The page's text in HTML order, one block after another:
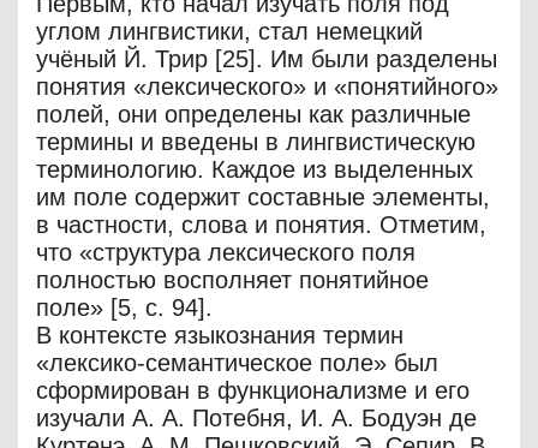
углом лингвистики, стал немецкий
учёный Й. Трир [25]. Им были разделены
понятия «лексического» и «понятийного»
полей, они определены как различные
термины и введены в лингвистическую
терминологию. Каждое из выделенных
им поле содержит составные элементы,
в частности, слова и понятия. Отметим,
что «структура лексического поля
полностью восполняет понятийное
поле» [5, с. 94].
В контексте языкознания термин
«лексико-семантическое поле» был
сформирован в функционализме и его
изучали А. А. Потебня, И. А. Бодуэн де